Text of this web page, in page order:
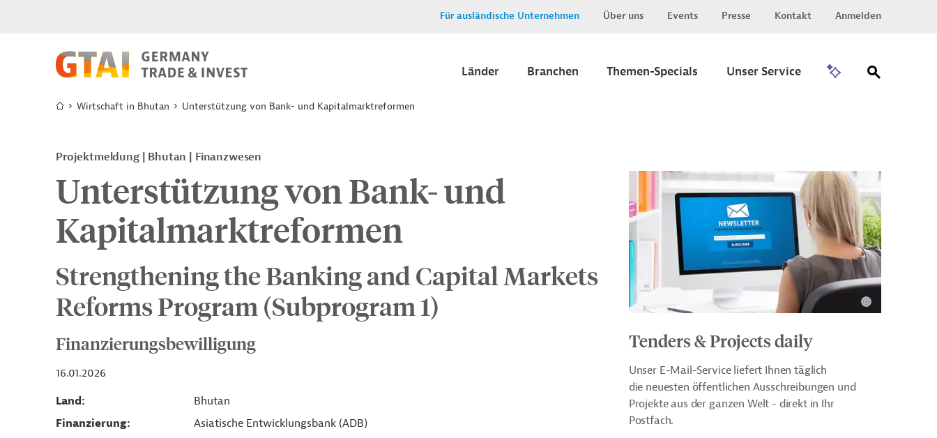
Für ausländische Unternehmen Über uns Events Presse Kontakt Anmelden
Länder Branchen Themen-Specials Unser Service
Wirtschaft in Bhutan Unterstützung von Bank- und Kapitalmarktreformen
Projektmeldung Bhutan Finanzwesen
Unterstützung von Bank- und
Kapitalmarktreformen
Strengthening the Banking and Capital Markets
Reforms Program (Subprogram 1)
Finanzierungsbewilligung
16.01.2026
Land
Bhutan
Finanzierung
Asiatische Entwicklungsbank (ADB)
Tenders & Projects daily
Unser E-Mail-Service liefert Ihnen täglich
die neuesten öffentlichen Ausschreibungen und
Projekte aus der ganzen Welt - direkt in Ihr
Postfach.